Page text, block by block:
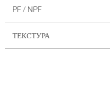
PF / NPF
ТЕКСТУРА